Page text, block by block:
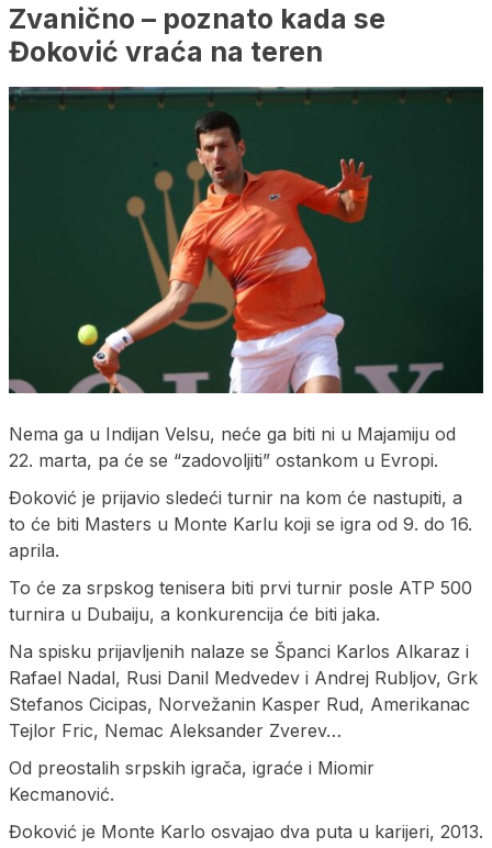
Zvanično – poznato kada se
Đoković vraća na teren
Nema ga u Indijan Velsu, neće ga biti ni u Majamiju od
22. marta, pa će se “zadovoljiti” ostankom u Evropi.
Đoković je prijavio sledeći turnir na kom će nastupiti, a
to će biti Masters u Monte Karlu koji se igra od 9. do 16.
aprila.
To će za srpskog tenisera biti prvi turnir posle ATP 500
turnira u Dubaiju, a konkurencija će biti jaka.
Na spisku prijavljenih nalaze se Španci Karlos Alkaraz i
Rafael Nadal, Rusi Danil Medvedev i Andrej Rubljov, Grk
Stefanos Cicipas, Norvežanin Kasper Rud, Amerikanac
Tejlor Fric, Nemac Aleksander Zverev…
Od preostalih srpskih igrača, igraće i Miomir
Kecmanović.
Đoković je Monte Karlo osvajao dva puta u karijeri, 2013.